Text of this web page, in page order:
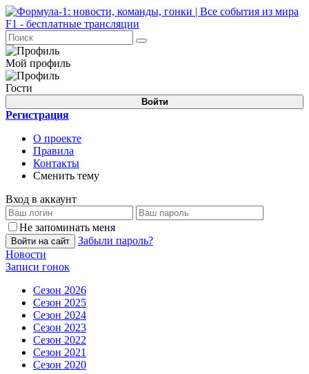
Мой профиль
Гости
Войти
Регистрация
О проекте
Правила
Контакты
Сменить тему
Вход в аккаунт
Не запоминать меня
Войти на сайт
Забыли пароль?
Новости
Записи гонок
Сезон 2026
Сезон 2025
Сезон 2024
Сезон 2023
Сезон 2022
Сезон 2021
Сезон 2020